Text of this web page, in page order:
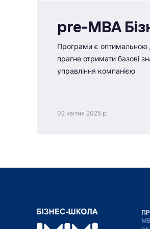
pre-MBA
Програми є оптимальною
прагне отримати базові
управління компанією
02 квітня 2025 р.